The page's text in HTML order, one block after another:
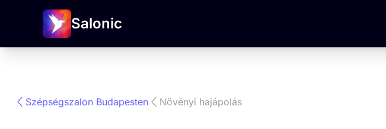
Salonic
Szépségszalon Budapesten Növényi hajápolás